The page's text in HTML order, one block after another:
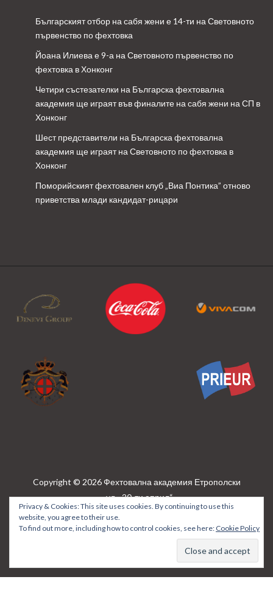
Българският отбор на сабя жени е 14-ти на Световното
първенство по фехтовка
Йоана Илиева е 9-а на Световното първенство по
фехтовка в Хонконг
Четири състезателки на Българска фехтовална
академия ще играят във финалите на сабя жени на СП в
Хонконг
Шест представители на Българска фехтовална
академия ще играят на Световното по фехтовка в
Хонконг
Поморийският фехтовален клуб „Виа Понтика” отново
приветства млади кандидат-рицари
Copyright © 2026 Фехтовална академия Етрополски
ул. „20-ти април“
N:13 · София · България · България
+359888703748 /
+359888277103
info@bulfencingacademy.com
Privacy & Cookies: This site uses cookies. By continuing to use this
website, you agree to their use.
To find out more, including how to control cookies, see here: Cookie Policy